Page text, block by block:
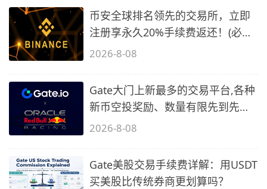
币安全球排名领先的交易所，立即
注册享永久20%手续费返还！(必备
2)
2026-8-08
Gate大门上新最多的交易平台,各种
新币空投奖励、数量有限先到先
得…
2026-8-08
Gate美股交易手续费详解：用USDT
买美股比传统券商更划算吗？